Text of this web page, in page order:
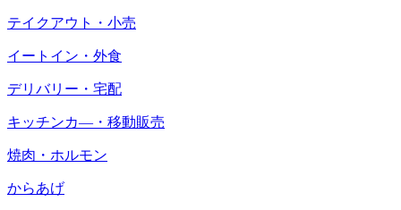
テイクアウト・小売
イートイン・外食
デリバリー・宅配
キッチンカ―・移動販売
焼肉・ホルモン
からあげ